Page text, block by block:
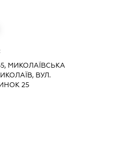
МИКОЛАЇВСЬКА
ВУЛ.
25